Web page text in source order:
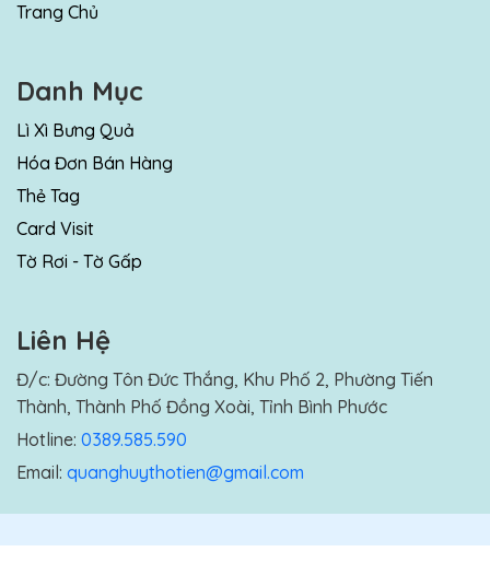
Trang Chủ
Danh Mục
Lì Xì Bưng Quả
Hóa Đơn Bán Hàng
Thẻ Tag
Card Visit
Tờ Rơi - Tờ Gấp
Liên Hệ
Đ/c: Đường Tôn Đức Thắng, Khu Phố 2, Phường Tiến
Thành, Thành Phố Đồng Xoài, Tỉnh Bình Phước
Hotline: 0389.585.590
Email: quanghuythotien@gmail.com